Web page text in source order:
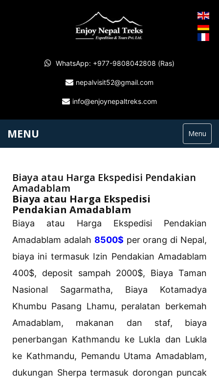
WhatsApp: +977-9808042808 (Ras)
nepalvisit52@gmail.com
info@enjoynepaltreks.com
MENU Menu
Biaya atau Harga Ekspedisi Pendakian
Amadablam
Biaya atau Harga Ekspedisi
Pendakian Amadablam
Biaya atau Harga Ekspedisi Pendakian
Amadablam adalah 8500$ per orang di Nepal,
biaya ini termasuk Izin Pendakian Amadablam
400$, deposit sampah 2000$, Biaya Taman
Nasional Sagarmatha, Biaya Kotamadya
Khumbu Pasang Lhamu, peralatan berkemah
Amadablam, makanan dan staf, biaya
penerbangan Kathmandu ke Lukla dan Lukla
ke Kathmandu, Pemandu Utama Amadablam,
dukungan Sherpa termasuk dorongan puncak